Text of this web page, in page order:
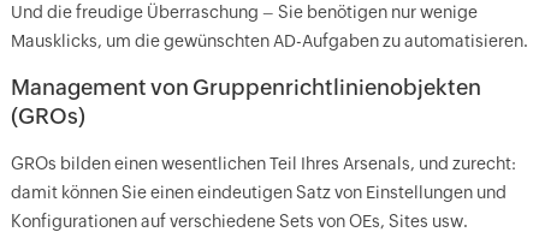
Und die freudige Überraschung – Sie benötigen nur wenige
Mausklicks, um die gewünschten AD-Aufgaben zu automatisieren.
Management von Gruppenrichtlinienobjekten
(GROs)
GROs bilden einen wesentlichen Teil Ihres Arsenals, und zurecht:
damit können Sie einen eindeutigen Satz von Einstellungen und
Konfigurationen auf verschiedene Sets von OEs, Sites usw.